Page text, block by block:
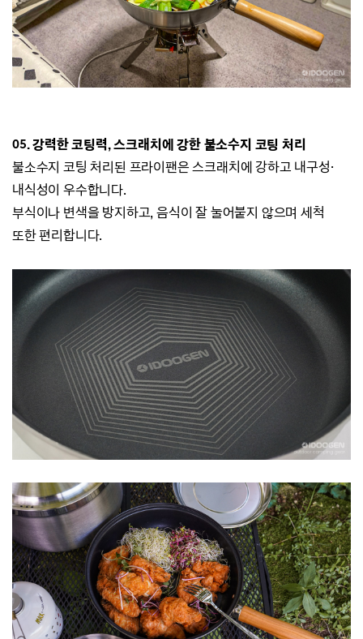
05. 강력한 코팅력, 스크래치에 강한 불소수지 코팅 처리
불소수지 코팅 처리된 프라이팬은 스크래치에 강하고 내구성·
내식성이 우수합니다.
부식이나 변색을 방지하고,음식이 잘 눌어붙지 않으며 세척
또한 편리합니다.